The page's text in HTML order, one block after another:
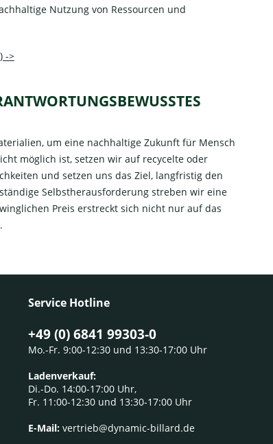
Nutzung von Ressourcen und
->
um eine nachhaltige Zukunft für Mensch
möglich ist, setzen wir auf recycelte oder
und setzen uns das Ziel, langfristig den
Selbstherausforderung streben wir eine
Preis erstreckt sich nicht nur auf das
Service Hotline
+49 (0) 6841 99303-0
Mo.-Fr. 9:00-12:30 und 13:30-17:00 Uhr
Ladenverkauf:
Di.-Do. 14:00-17:00 Uhr,
Fr. 11:00-12:30 und 13:30-17:00 Uhr
E-Mail: vertrieb@dynamic-billard.de